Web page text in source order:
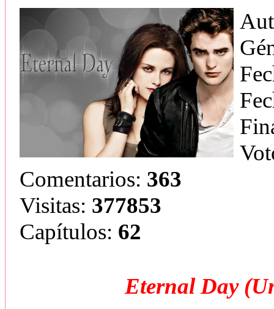
Comentarios: 363
Visitas: 377853
Capítulos: 62
Eternal Day